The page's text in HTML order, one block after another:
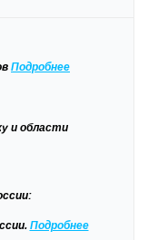
Подробнее
и области
Подробнее